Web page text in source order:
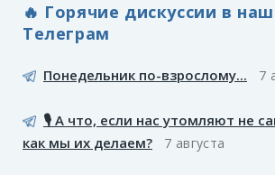
🔥 Горячие дискуссии в
Телеграм
Понедельник по-взрослому... 7
🎙️ А что, если нас утомляют не
как мы их делаем?
7 августа